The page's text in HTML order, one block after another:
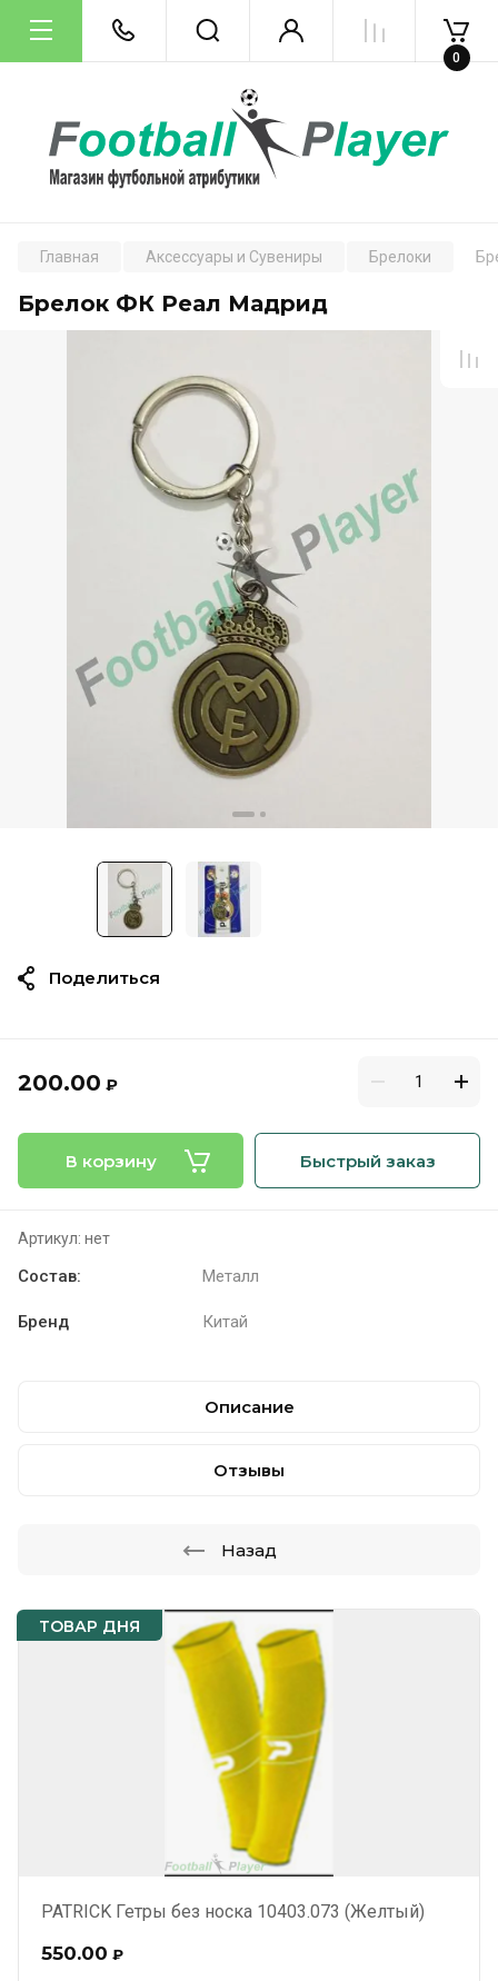
0
ТОВАР ДНЯ
PATRICK Гетры без носка 10403.073 (Желтый)
550.00 ₽
Главная Аксессуары и Сувениры Брелоки
Брелок ФК Реал Мадрид
200.00 ₽
В корзину Быстрый заказ
Артикул: нет
Cостав: Металл
Бренд Китай
Поделиться
Описание
Отзывы
Назад